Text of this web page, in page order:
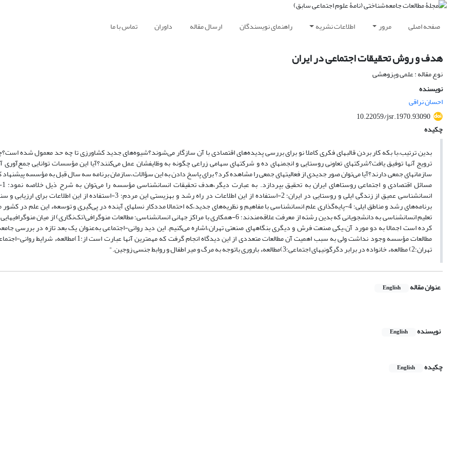
صفحه اصلی مرور اطلاعات نشریه راهنمای نویسندگان ارسال مقاله داوران تماس با ما
هدف و روش تحقیقات اجتماعی در ایران
نوع مقاله : علمی وپزوهشی
نویسنده
احسان نراقی
10.22059/jsr.1970.93090
چکیده
بدین ترتیب،با بکه کار بردن قالبهای فکری کاملا نو برای بررسی پدیده‌های اقتصادی با آن سازگار می‌شوند؟شیوه‌های جدید کشاورزی تا چه حد معمول شده
ترویج آنها توفیق یافت؟شرکتهای تعاونی روستایی و انجمنهای ده و شرکتهای سهامی‌ زراعی چگونه به وظایفشان عمل می‌کنند؟آیا این مؤسسات توانایی جمع‌آوری
سازمانهای جمعی دارند؟آیا می‌توان صور جدیدی از فعالیتهای جمعی را مشاهده‌ کرد؟ برای پاسخ دادن به این سؤالات،سازمان برنامه سه سال قبل به مؤسسه پیشنهاد
انسانشناسی عمیق از زندگی ایلی و روستایی در ایران؛ 2-استفاده از این اطلاعات در راه رشد و بهزیستی این مردم؛ 3-
تعلیم انسانشناسی به دانشجویانی که بدین رشته از معرفت علاقه‌مندند؛ 6-همکاری با مراکز جهانی انسانشناسی؛ مطالعات منوگرافی(تک‌نگاری) از
کرده است اجمالا به دو مورد آن،یکی صنعت‌ فرش و دیگری بنگاههای صنعتی تهران،اشاره می‌کنیم. این دید روانی-اجتماعی به‌عنوان یک بعد تازه در بررسی
مطالعات‌ مؤسسه وجود نداشت ولی به سبب اهمیت آن مطالعات متعددی از این دیدگاه انجام گرفت‌ که
تهران؛2) مطالعهء خانواده در برابر دگرگونیهای اجتماعی؛3)مطالعهء باروری باتوجه به مرگ و میر اطفال و روابط جنسی زوجین."
عنوان مقاله English
نویسنده English
چکیده
English